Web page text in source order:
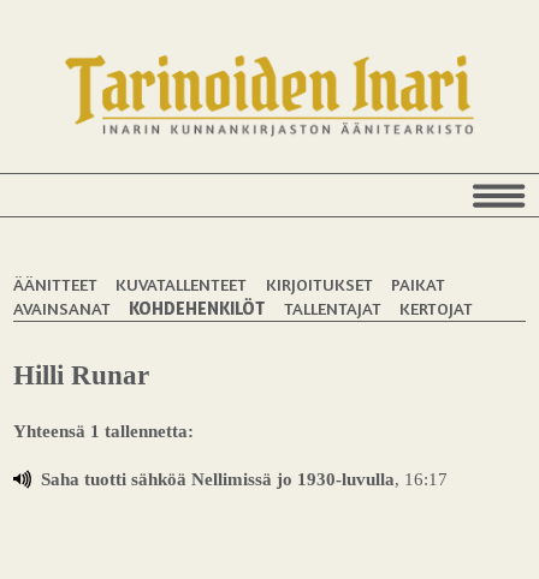
ÄÄNITTEET KUVATALLENTEET KIRJOITUKSET
PAIKAT
AVAINSANAT
KOHDEHENKILÖT TALLENTAJAT KERTOJAT
Hilli Runar
Yhteensä 1 tallennetta:
Saha tuotti sähköä Nellimissä jo 1930-luvulla, 16:17